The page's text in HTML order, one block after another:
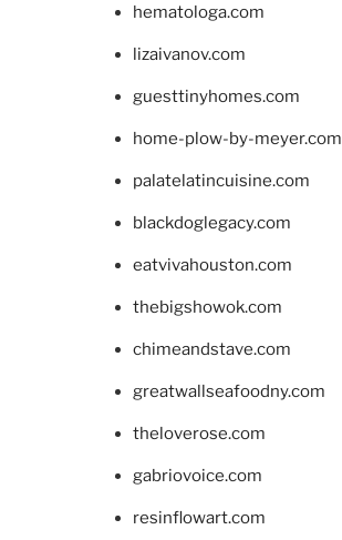
hematologa.com
lizaivanov.com
guesttinyhomes.com
home-plow-by-meyer.com
palatelatincuisine.com
blackdoglegacy.com
eatvivahouston.com
thebigshowok.com
chimeandstave.com
greatwallseafoodny.com
theloverose.com
gabriovoice.com
resinflowart.com